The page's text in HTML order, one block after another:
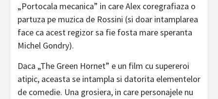
„Portocala mecanica” in care Alex coregrafiaza o
partuza pe muzica de Rossini (si doar intamplarea
face ca acest regizor sa fie fosta mare speranta
Michel Gondry).
Daca „The Green Hornet” e un film cu supereroi
atipic, aceasta se intampla si datorita elementelor
de comedie. Una grosiera, in care personajele nu